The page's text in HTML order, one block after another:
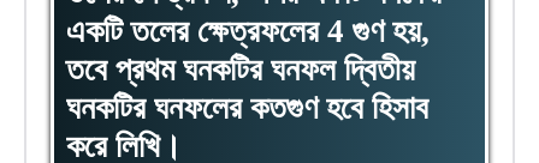
একটি তলের ক্ষেত্রফলের 4 গুণ হয়,
তবে প্রথম ঘনকটির ঘনফল দ্বিতীয়
ঘনকটির ঘনফলের কতগুণ হবে হিসাব
করে লিখি।